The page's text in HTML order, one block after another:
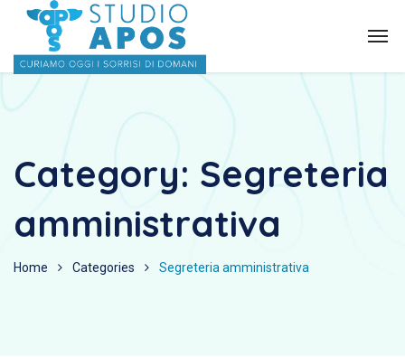
Category: Segreteria
amministrativa
Home Categories Segreteria amministrativa